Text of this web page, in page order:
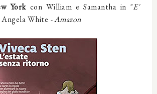
York con William e Samantha in "E'
Angela White - Amazon